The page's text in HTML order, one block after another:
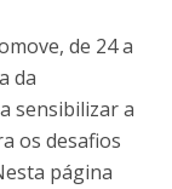
de 24 a
da
sensibilizar a
os desafios
página